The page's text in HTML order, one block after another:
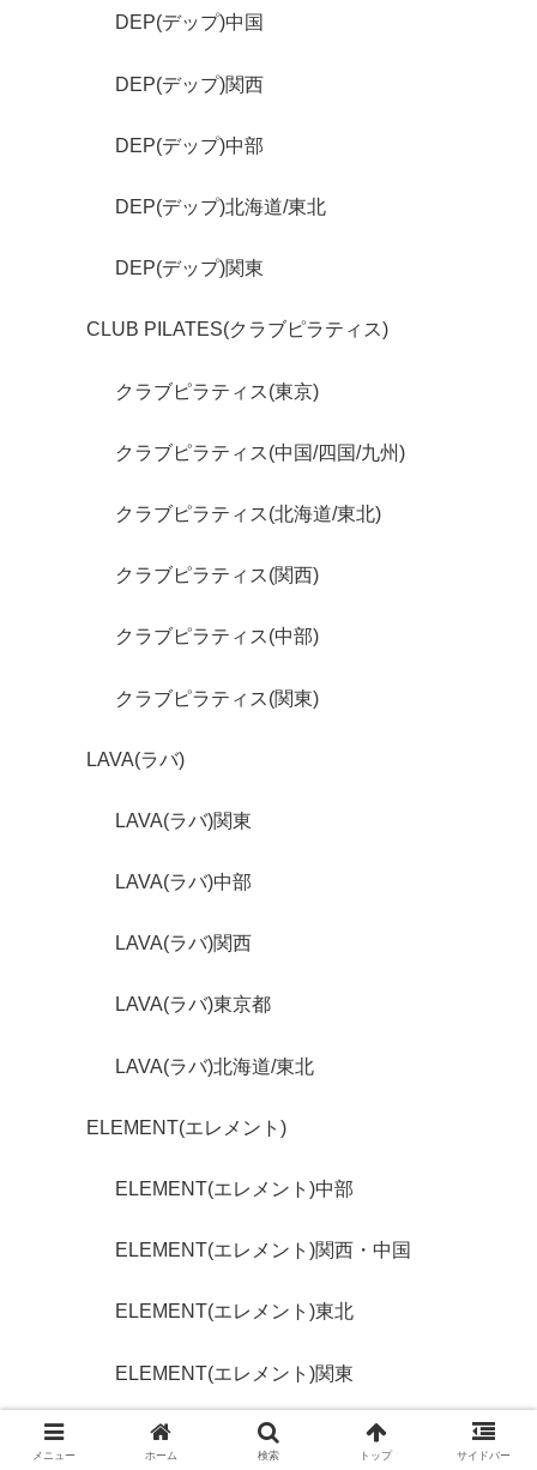
DEP(デップ)中国
DEP(デップ)関西
DEP(デップ)中部
DEP(デップ)北海道/東北
DEP(デップ)関東
CLUB PILATES(クラブピラティス)
クラブピラティス(東京)
クラブピラティス(中国/四国/九州)
クラブピラティス(北海道/東北)
クラブピラティス(関西)
クラブピラティス(中部)
クラブピラティス(関東)
LAVA(ラバ)
LAVA(ラバ)関東
LAVA(ラバ)中部
LAVA(ラバ)関西
LAVA(ラバ)東京都
LAVA(ラバ)北海道/東北
ELEMENT(エレメント)
ELEMENT(エレメント)中部
ELEMENT(エレメント)関西・中国
ELEMENT(エレメント)東北
ELEMENT(エレメント)関東
ELEMENT(エレメント)東京都
メニュー ホーム 検索 トップ サイドバー